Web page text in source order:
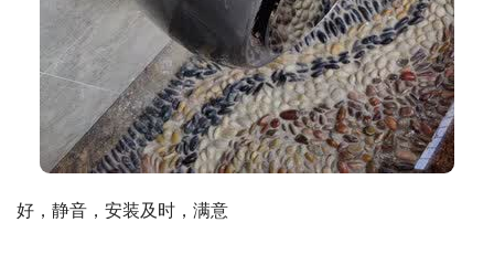
好，静音，安装及时，满意